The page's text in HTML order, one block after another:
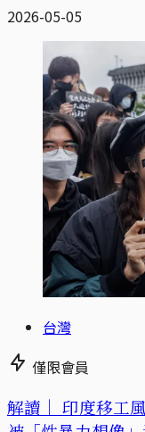
2026-05-05
台灣
僅限會員
解讀｜ 印度移工